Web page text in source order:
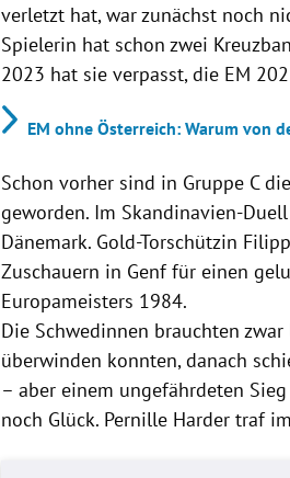
verletzt hat, war zunächst noch
Spielerin hat schon zwei
2023 hat sie verpasst, die EM
EM ohne Österreich: Warum von
Schon vorher sind in Gruppe C
geworden. Im Skandinavien-
Dänemark. Gold-Torschützin
Zuschauern in Genf für einen
Europameisters 1984.
Die Schwedinnen brauchten
überwinden konnten, danach
– aber einem ungefährdeten
noch Glück. Pernille Harder traf